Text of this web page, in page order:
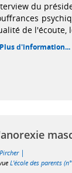
du
de l'écoute,
Plus d'information...
|
L'école des parents